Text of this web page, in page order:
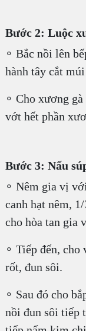
Bước 2: Luộc
∘ Bắc nồi lên
hành tây cắt
∘ Cho xương
vớt hết phần
Bước 3: Nấu
∘ Nêm gia vị
canh hạt nêm,
cho hòa tan gia
∘ Tiếp đến, cho
rốt, đun sôi.
∘ Sau đó cho
nồi đun sôi tiếp